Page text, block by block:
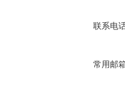
联系电
常用邮